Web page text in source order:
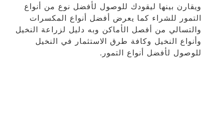
ويقارن بينها ليقودك للوصول لأفضل نوع من أنواع
التمور للشراء كما يعرض أفضل أنواع المكسرات
والتسالي من أفصل الأماكن وبه دليل لزراعة النخيل
وأنواع النخيل وكافة طرق الاستثمار في النخيل
للوصول لأفضل أنواع التمور.